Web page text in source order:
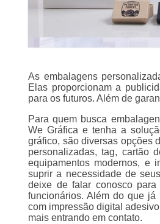
As embalagens
Elas proporcionam a
para os futuros. Além de
Para quem busca
We Gráfica e tenha a
gráfico, são diversas opções
personalizadas, tag, cartão
equipamentos modernos, e
suprir a necessidade de
deixe de falar conosco
funcionários. Além do que já
com impressão digital
mais entrando em contato.